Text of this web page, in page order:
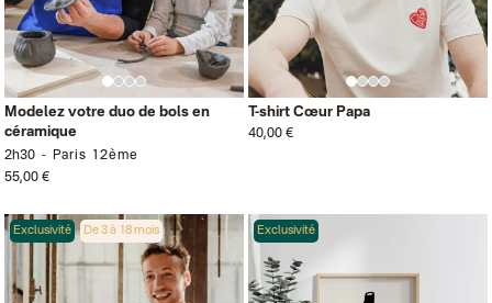
Modelez votre duo de bols en
céramique
2h30
Paris 12ème
55,00 €
T-shirt Cœur Papa
40,00 €
De 3 à 18 mois
Exclusivité Exclusivité